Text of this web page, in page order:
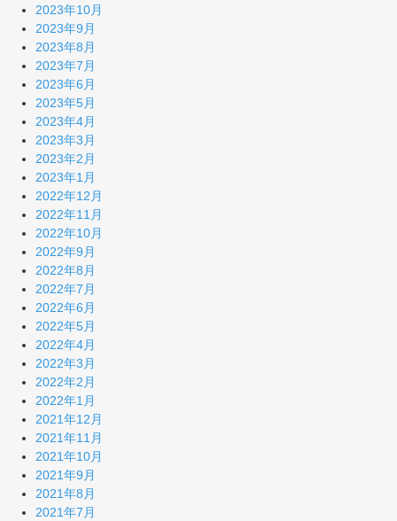
2023年10月
2023年9月
2023年8月
2023年7月
2023年6月
2023年5月
2023年4月
2023年3月
2023年2月
2023年1月
2022年12月
2022年11月
2022年10月
2022年9月
2022年8月
2022年7月
2022年6月
2022年5月
2022年4月
2022年3月
2022年2月
2022年1月
2021年12月
2021年11月
2021年10月
2021年9月
2021年8月
2021年7月